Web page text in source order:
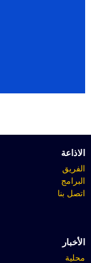
الاذاعة
الفريق
البرامج
اتصل بنا
الأخبار
محلية